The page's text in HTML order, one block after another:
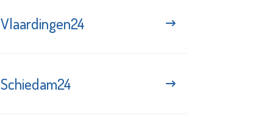
Vlaardingen24
Schiedam24